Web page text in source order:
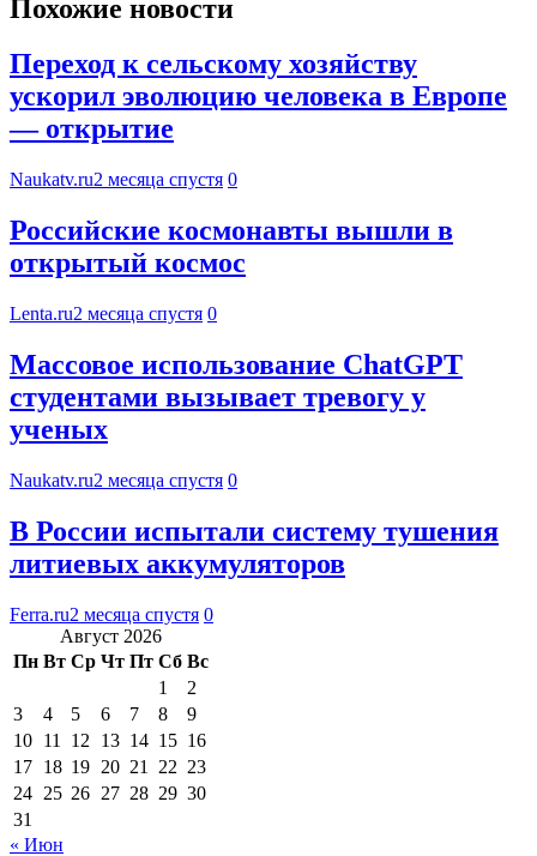
Похожие новости
Переход к сельскому хозяйству
ускорил эволюцию человека в Европе
— открытие
Naukatv.ru2 месяца спустя 0
Российские космонавты вышли в
открытый космос
Lenta.ru2 месяца спустя 0
Массовое использование ChatGPT
студентами вызывает тревогу у
ученых
Naukatv.ru2 месяца спустя 0
В России испытали систему тушения
литиевых аккумуляторов
Ferra.ru2 месяца спустя 0
Август 2026
Пн Вт Ср Чт Пт Сб Вс
1
2
3
4 5 6 7 8
9
10 11 12 13 14 15 16
17 18 19 20 21 22 23
24 25 26 27 28 29 30
31
« Июн